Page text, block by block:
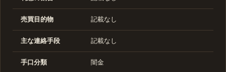
売買目的物 記載なし
主な連絡手段 記載なし
手口分類 闇金